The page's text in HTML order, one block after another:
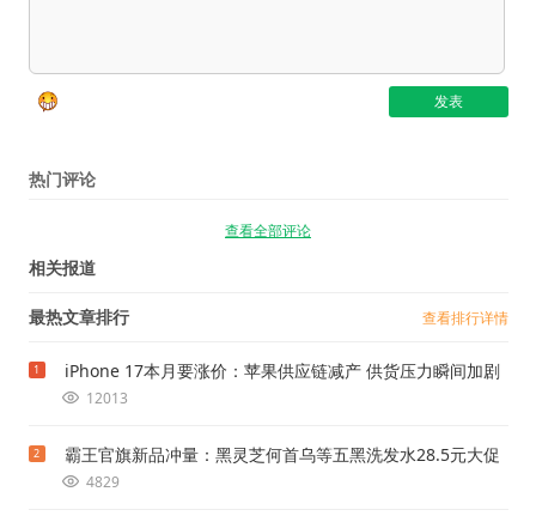
热门评论
查看全部评论
相关报道
最热文章排行 查看排行详情
1 iPhone 17本月要涨价：苹果供应链减产 供货压力瞬间加剧
12013
2 霸王官旗新品冲量：黑灵芝何首乌等五黑洗发水28.5元大促
4829